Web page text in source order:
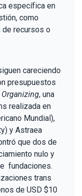
específica en
como
recursos o
careciendo
presupuestos
Organizing, una
realizada en
Mundial),
y Astraea
que dos de
nulo y
fundaciones.
trans
de USD $10